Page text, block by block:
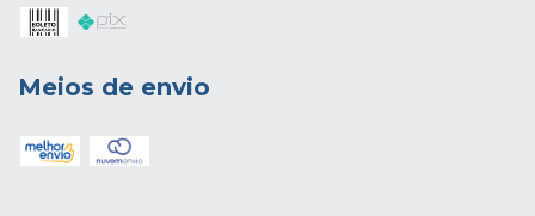
Meios de envio